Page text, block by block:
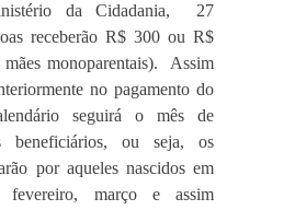
da Cidadania, 27
receberão R$ 300 ou R$
monoparentais). Assim
no pagamento do
seguirá o mês de
beneficiários, ou seja, os
por aqueles nascidos em
fevereiro, março e assim